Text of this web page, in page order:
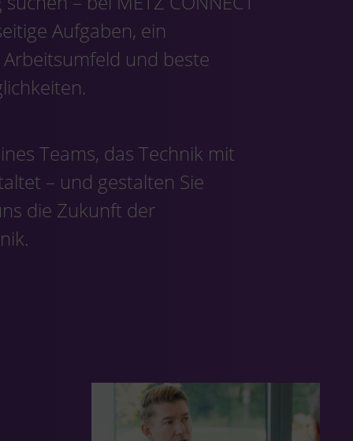
Aufgaben, ein
und beste
Teams, das Technik mit
– und gestalten Sie
die Zukunft der